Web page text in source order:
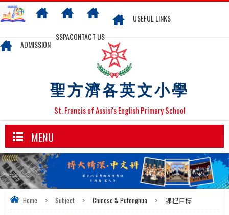
聖方濟各英文小學
St. Francis of Assisi's English Primary School
USEFUL LINKS
ADMISSION
SSPACONTACT US
MENU
Home > Subject > Chinese & Putonghua > 課程目標